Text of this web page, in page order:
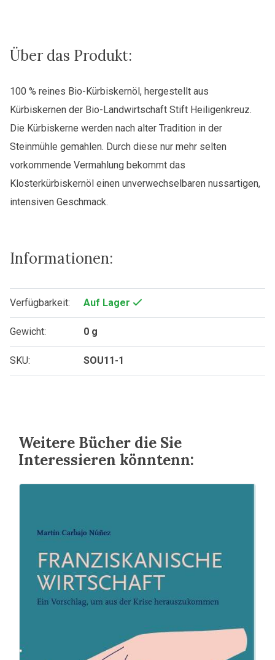
Über das Produkt:
100 % reines Bio-Kürbiskernöl, hergestellt aus
Kürbiskernen der Bio-Landwirtschaft Stift Heiligenkreuz.
Die Kürbiskerne werden nach alter Tradition in der
Steinmühle gemahlen. Durch diese nur mehr selten
vorkommende Vermahlung bekommt das
Klosterkürbiskernöl einen unverwechselbaren nussartigen,
intensiven Geschmack.
Informationen:
Verfügbarkeit: Auf Lager
Gewicht: 0 g
SKU: SOU11-1
Weitere Bücher die Sie
Interessieren könntenn: